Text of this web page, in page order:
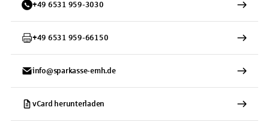
+49 6531 959-3030
+49 6531 959-66150
info@sparkasse-emh.de
vCard herunterladen